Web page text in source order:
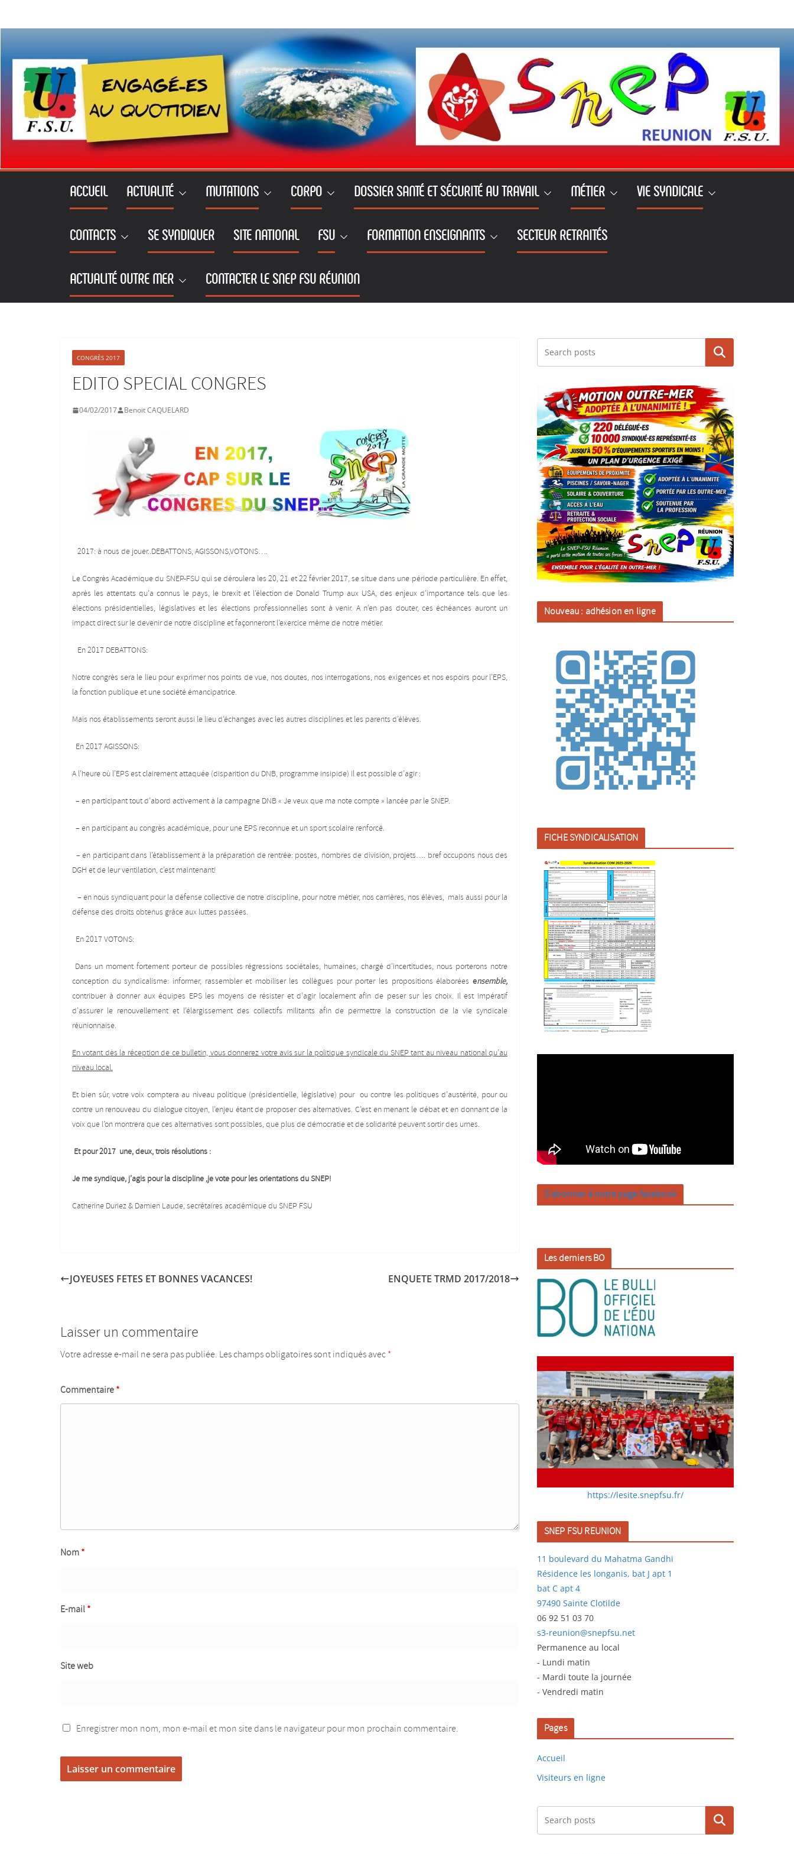
ACCUEIL ACTUALITÉ MUTATIONS CORPO DOSSIER SANTÉ ET SÉCURITÉ AU TRAVAIL MÉTIER VIE SYNDICALE
CONTACTS SE SYNDIQUER SITE NATIONAL FSU FORMATION ENSEIGNANTS SECTEUR RETRAITÉS
ACTUALITÉ OUTRE MER CONTACTER LE SNEP FSU RÉUNION
CONGRÈS 2017
EDITO SPECIAL CONGRES
04/02/2017 Benoit CAQUELARD
2017: à nous de jouer..DEBATTONS, AGISSONS,VOTONS….
Le Congrès Académique du SNEP-FSU qui se déroulera les 20, 21 et 22 février 2017, se situe dans une période particulière. En effet,
après les attentats qu’a connus le pays, le brexit et l’élection de Donald Trump aux USA, des enjeux d’importance tels que les
élections présidentielles, législatives et les élections professionnelles sont à venir. A n’en pas douter, ces échéances auront un
impact direct sur le devenir de notre discipline et façonneront l’exercice même de notre métier.
En 2017 DEBATTONS:
Notre congrès sera le lieu pour exprimer nos points de vue, nos doutes, nos interrogations, nos exigences et nos espoirs pour l’EPS,
la fonction publique et une société émancipatrice.
Mais nos établissements seront aussi le lieu d’échanges avec les autres disciplines et les parents d’élèves.
En 2017 AGISSONS:
A l’heure où l’EPS est clairement attaquée (disparition du DNB, programme insipide) il est possible d’agir :
– en participant tout d’abord activement à la campagne DNB « Je veux que ma note compte » lancée par le SNEP.
– en participant au congrès académique, pour une EPS reconnue et un sport scolaire renforcé.
– en participant dans l’établissement à la préparation de rentrée: postes, nombres de division, projets…. bref occupons nous des
DGH et de leur ventilation, c’est maintenant!
– en nous syndiquant pour la défense collective de notre discipline, pour notre métier, nos carrières, nos élèves, mais aussi pour la
défense des droits obtenus grâce aux luttes passées.
En 2017 VOTONS:
Dans un moment fortement porteur de possibles régressions sociétales, humaines, chargé d’incertitudes, nous porterons notre
conception du syndicalisme: informer, rassembler et mobiliser les collègues pour porter les propositions élaborées ensemble,
contribuer à donner aux équipes EPS les moyens de résister et d’agir localement afin de peser sur les choix. Il est impératif
d’assurer le renouvellement et l’élargissement des collectifs militants afin de permettre la construction de la vie syndicale
réunionnaise.
En votant dès la réception de ce bulletin, vous donnerez votre avis sur la politique syndicale du SNEP tant au niveau national qu’au
niveau local.
Et bien sûr, votre voix comptera au niveau politique (présidentielle, législative) pour ou contre les politiques d’austérité, pour ou
contre un renouveau du dialogue citoyen, l’enjeu étant de proposer des alternatives. C’est en menant le débat et en donnant de la
voix que l’on montrera que ces alternatives sont possibles, que plus de démocratie et de solidarité peuvent sortir des urnes.
Et pour 2017 une, deux, trois résolutions :
Je me syndique, j’agis pour la discipline ,je vote pour les orientations du SNEP!
Catherine Duriez & Damien Laude, secrétaires académique du SNEP FSU
JOYEUSES FETES ET BONNES VACANCES! ENQUETE TRMD 2017/2018
Laisser un commentaire
Votre adresse e-mail ne sera pas publiée. Les champs obligatoires sont indiqués avec*
Commentaire*
Nom*
E-mail*
Site web
Enregistrer mon nom, mon e-mail et mon site dans le navigateur pour mon prochain commentaire.
Rechercher
Nouveau : adhésion en ligne
FICHE SYNDICALISATION
S’abonner à notre page facebook
Les derniers BO
https://lesite.snepfsu.fr/
SNEP FSU REUNION
11 boulevard du Mahatma Gandhi
Résidence les longanis, bat J apt 1
bat C apt 4
97490 Sainte Clotilde
06 92 51 03 70
s3-reunion@snepfsu.net
Permanence au local
- Lundi matin
- Mardi toute la journée
- Vendredi matin
Pages
Accueil
Visiteurs en ligne
Rechercher